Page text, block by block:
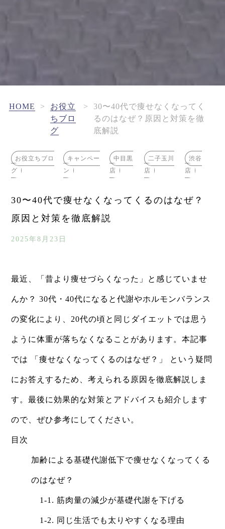
HOME >
お役立
ちブロ
グ
>
30〜40代で痩せなくなってく
るのはなぜ？原因と対策を徹
底解説
お役立ちブロ
グ
キャンペー
ン
中目黒
店
二子玉川
店
渋谷
店
30〜40代で痩せなくなってくるのはなぜ？
原因と対策を徹底解説
2025年8月23日
最近、「昔より痩せづらくなった」と感じていませ
んか？ 30代・40代になると代謝やホルモンバランス
の変化により、20代の頃と同じダイエットでは思う
ように体重が落ちなくなることがあります。本記事
では 「痩せなくなってくるのはなぜ？」 という疑問
にお答えするため、考えられる原因を徹底解説しま
す。最後に効果的な対策とアドバイスも紹介します
ので、ぜひ参考にしてください。
目次
加齢による基礎代謝低下で痩せなくなってくる
のはなぜ？
1-1. 筋肉量の減少が基礎代謝を下げる
1-2. 同じ生活でも太りやすくなる理由